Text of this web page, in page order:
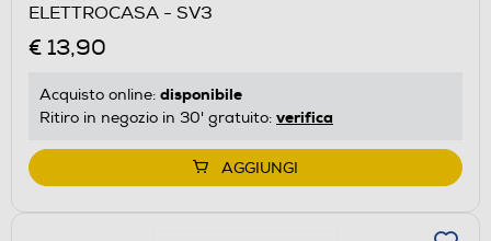
ELETTROCASA - SV3
€ 13,90
Acquisto online: disponibile
Ritiro in negozio in 30' gratuito: verifica
AGGIUNGI